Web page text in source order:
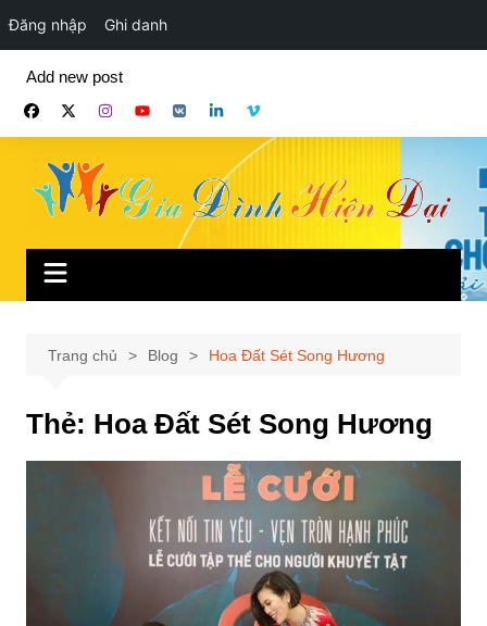
Đăng nhập Ghi danh
phần
Add new post
Trang chủ Blog Hoa Đất Sét Song Hương
Thẻ: Hoa Đất Sét Song Hương